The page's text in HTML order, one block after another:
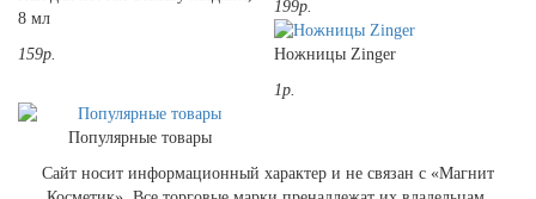
8 мл
159р.
199р.
Ножницы Zinger
1р.
Популярные товары
Сайт носит информационный характер и не связан с «Магнит